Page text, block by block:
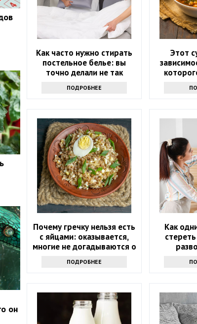
он
Как часто нужно стирать
постельное белье: вы
точно делали не так
ПОДРОБНЕЕ
Этот
Почему гречку нельзя есть
с яйцами: оказывается,
многие не догадываются о
ПОДРОБНЕЕ
Как